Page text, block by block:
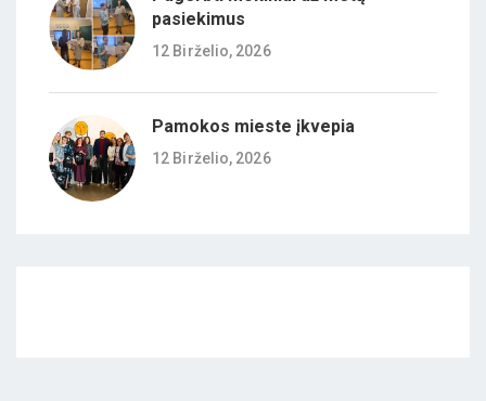
pasiekimus
12 Birželio, 2026
Pamokos mieste įkvepia
12 Birželio, 2026